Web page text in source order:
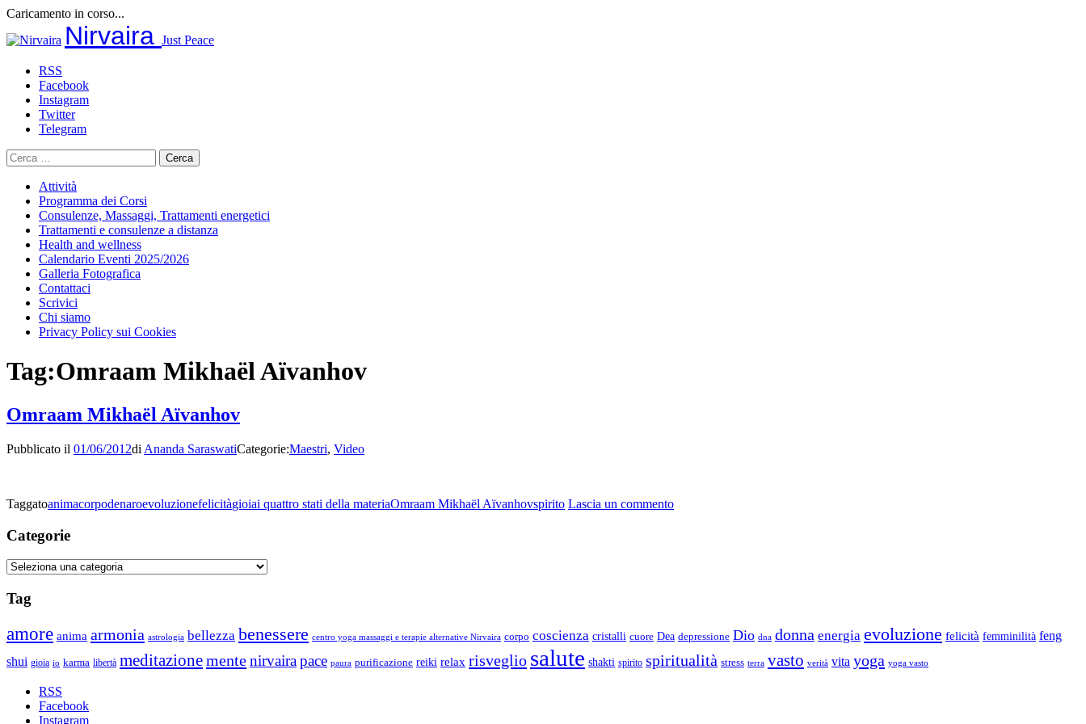
Caricamento in corso...
al
Nirvaira Just Peace
RSS
Facebook
Instagram
Twitter
Telegram
Ricerca
per:
Attività
Programma dei Corsi
Consulenze, Massaggi, Trattamenti energetici
Trattamenti e consulenze a distanza
Health and wellness
Calendario Eventi 2025/2026
Galleria Fotografica
Contattaci
Scrivici
Chi siamo
Privacy Policy sui Cookies
Tag:Omraam Mikhaël Aïvanhov
Omraam Mikhaël Aïvanhov
Pubblicato il 01/06/2012di Ananda SaraswatiCategorie:Maestri, Video
Taggatoanimacorpodenaroevoluzionefelicitàgioiai quattro stati della materiaOmraam Mikhaël Aïvanhovspirito Lascia un commentosu
Categorie
Categorie
Tag
amore anima armonia astrologia bellezza benessere centro yoga massaggi e terapie alternative Nirvaira corpo coscienza cristalli cuore Dea depressione Dio dna donna energia evoluzione felicità femminilità feng
shui gioia io karma libertà meditazionementenirvairapace paura purificazione reiki relax risveglio salute shakti spirito spiritualità stress terra vasto verità vita yoga yoga vasto
RSS
Facebook
Instagram